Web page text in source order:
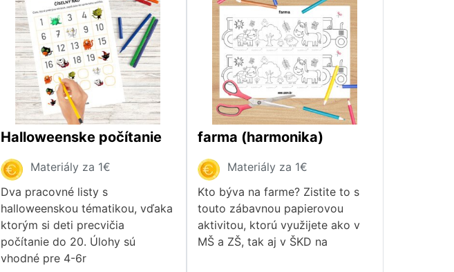
Halloweenske počítanie
Materiály za 1€
Dva pracovné listy s
halloweenskou tématikou, vďaka
ktorým si deti precvičia
počítanie do 20. Úlohy sú
vhodné pre 4-6r
farma (harmonika)
Materiály za 1€
Kto býva na farme? Zistite to s
touto zábavnou papierovou
aktivitou, ktorú využijete ako v
MŠ a ZŠ, tak aj v ŠKD na